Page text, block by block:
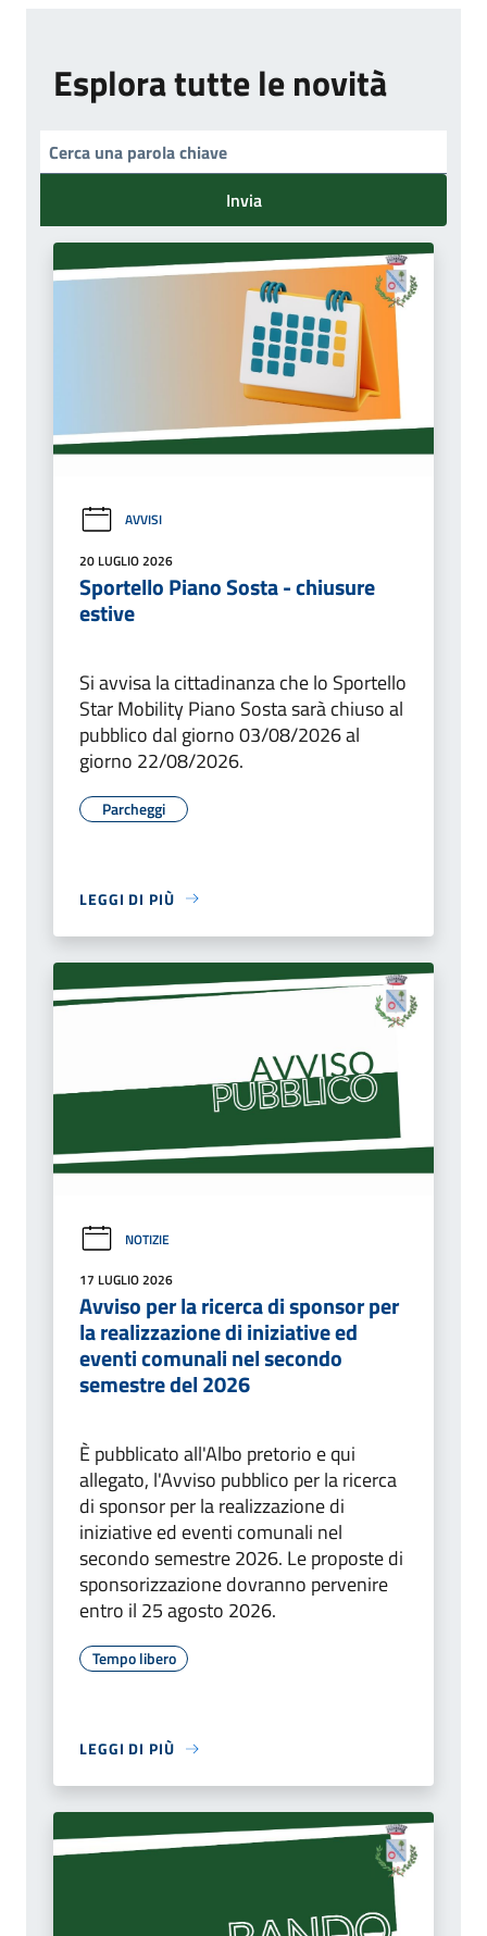
Esplora tutte le novità
Invia
AVVISI
20 LUGLIO 2026
Sportello Piano Sosta - chiusure
estive
Si avvisa la cittadinanza che lo Sportello
Star Mobility Piano Sosta sarà chiuso al
pubblico dal giorno 03/08/2026 al
giorno 22/08/2026.
Parcheggi
LEGGI DI PIÙ
NOTIZIE
17 LUGLIO 2026
Avviso per la ricerca di sponsor per
la realizzazione di iniziative ed
eventi comunali nel secondo
semestre del 2026
È pubblicato all'Albo pretorio e qui
allegato, l'Avviso pubblico per la ricerca
di sponsor per la realizzazione di
iniziative ed eventi comunali nel
secondo semestre 2026. Le proposte di
sponsorizzazione dovranno pervenire
entro il 25 agosto 2026.
Tempo libero
LEGGI DI PIÙ